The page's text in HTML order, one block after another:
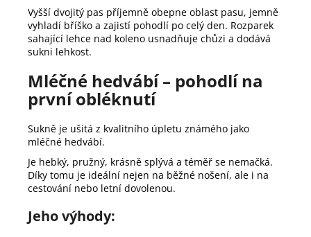
Vyšší dvojitý pas příjemně obepne oblast pasu, jemně
vyhladí bříško a zajistí pohodlí po celý den. Rozparek
sahající lehce nad koleno usnadňuje chůzi a dodává
sukni lehkost.
Mléčné hedvábí – pohodlí na
první obléknutí
Sukně je ušitá z kvalitního úpletu známého jako
mléčné hedvábí.
Je hebký, pružný, krásně splývá a téměř se nemačká.
Díky tomu je ideální nejen na běžné nošení, ale i na
cestování nebo letní dovolenou.
Jeho výhody: